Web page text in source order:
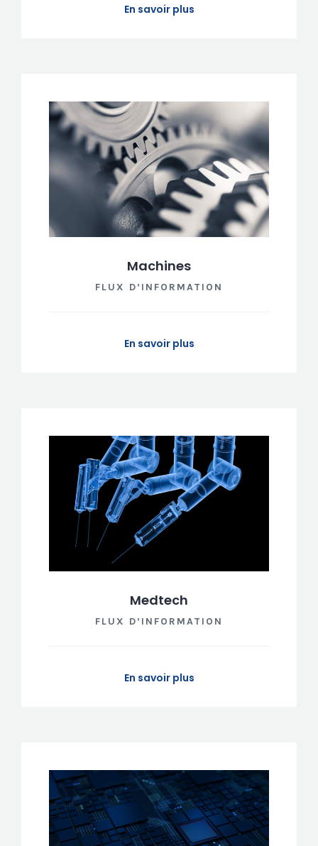
En savoir plus
Machines
FLUX D’INFORMATION
En savoir plus
Medtech
FLUX D’INFORMATION
En savoir plus